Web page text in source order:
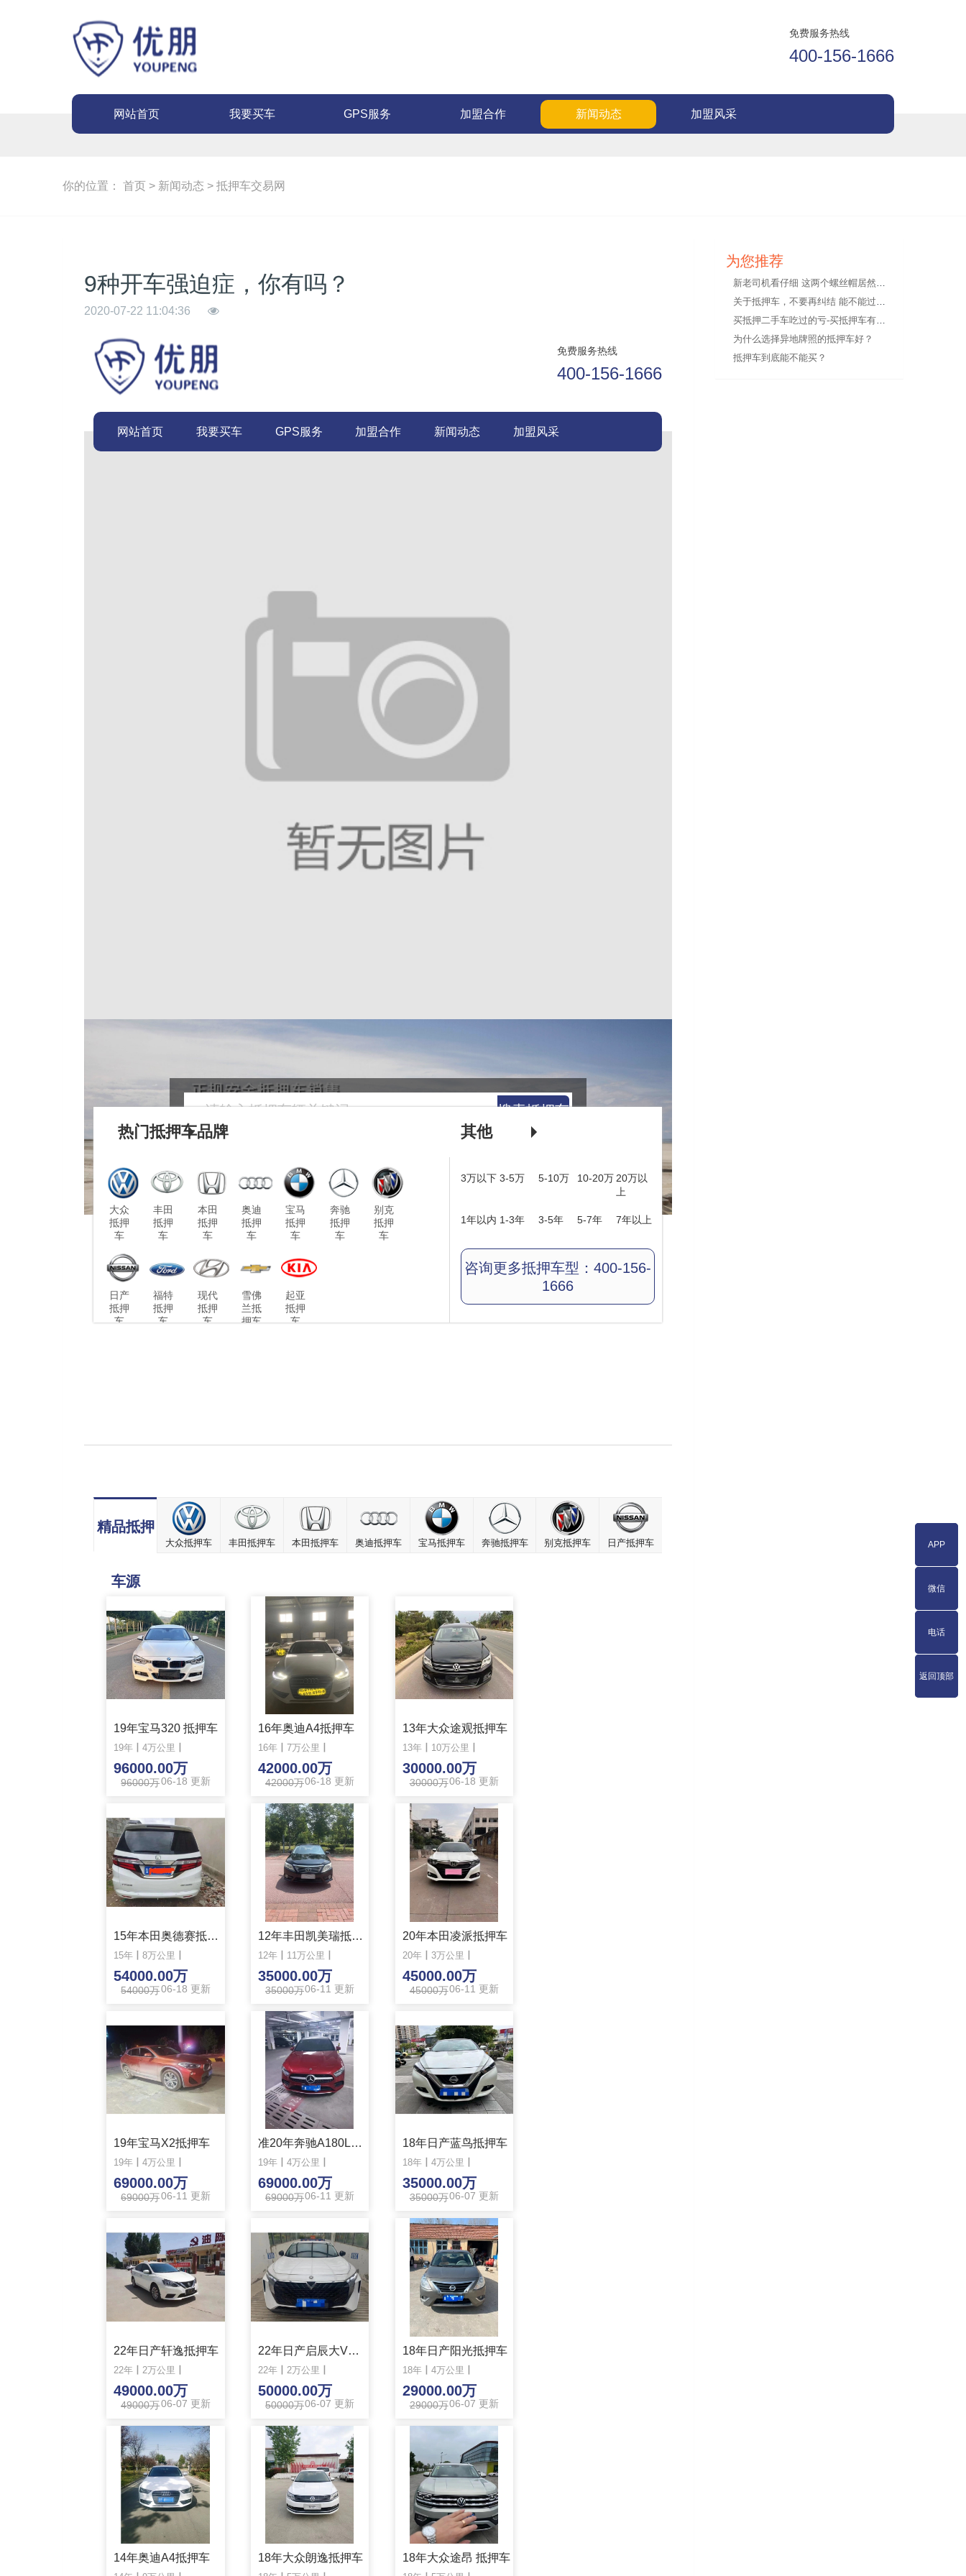
免费服务热线
400-156-1666
网站首页 我要买车 GPS服务 加盟合作 新闻动态 加盟风采
你的位置： 首页 > 新闻动态 > 抵押车交易网
9种开车强迫症，你有吗？
2020-07-22 11:04:36
免费服务热线
400-156-1666
网站首页 我要买车 GPS服务 加盟合作 新闻动态 加盟风采
搜索抵押车
热门抵押车品牌
大众
抵押
车
丰田
抵押
车
本田
抵押
车
奥迪
抵押
车
宝马
抵押
车
奔驰
抵押
车
别克
抵押
车
日产
抵押
车
福特
抵押
车
现代
抵押
车
雪佛
兰抵
押车
起亚
抵押
车
其他
3万以下 3-5万 5-10万 10-20万 20万以
上
1年以内 1-3年 3-5年 5-7年 7年以上
咨询更多抵押车型：400-156-
1666
精品抵押
车源
大众抵押车 丰田抵押车 本田抵押车 奥迪抵押车 宝马抵押车 奔驰抵押车 别克抵押车 日产抵押车
19年宝马320 抵押车
19年 丨4万公里
96000.00万
96000万06-18 更新
16年奥迪A4抵押车
16年丨 7万公里
42000.00万
42000万06-18 更新
13年大众途观抵押车
13年丨 10万公里
30000.00万
30000万06-18 更新
15年本田奥德赛抵押车
15年 丨8万公里
54000.00万
54000万06-18 更新
12年丰田凯美瑞抵押车
12年丨 11万公里
35000.00万
35000万06-11 更新
20年本田凌派抵押车
20年丨 3万公里
45000.00万
45000万06-11 更新
19年宝马X2抵押车
19年 丨4万公里
69000.00万
69000万06-11 更新
准20年奔驰A180L抵押车
19年丨 4万公里
69000.00万
69000万06-11 更新
18年日产蓝鸟抵押车
18年丨 4万公里
35000.00万
35000万06-07 更新
22年日产轩逸抵押车
22年 2万公里
49000.00万
49000万06-07 更新
22年日产启辰大V抵押车
22年丨 2万公里
50000.00万
50000万06-07 更新
18年日产阳光抵押车
18年丨 4万公里
29000.00万
29000万06-07 更新
14年奥迪A4抵押车 18年大众朗逸抵押车 18年大众途昂 抵押车
APP
微信
电话
返回顶部
为您推荐
新老司机看仔细 这两个螺丝帽居然值12分
关于抵押车，不要再纠结 能不能过户!
买抵押二手车吃过的亏-买抵押车有哪些风险
为什么选择异地牌照的抵押车好？
抵押车到底能不能买？
APP
微信
电话
返回顶部